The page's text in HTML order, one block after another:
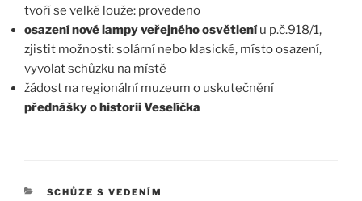
tvoří se velké louže: provedeno
osazení nové lampy veřejného osvětlení u p.č.918/1,
zjistit možnosti: solární nebo klasické, místo osazení,
vyvolat schůzku na místě
žádost na regionální muzeum o uskutečnění
přednášky o historii Veselíčka
RUBRIKY
SCHŮZE S VEDENÍM